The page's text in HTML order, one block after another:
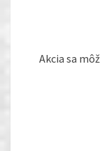
Akcia sa